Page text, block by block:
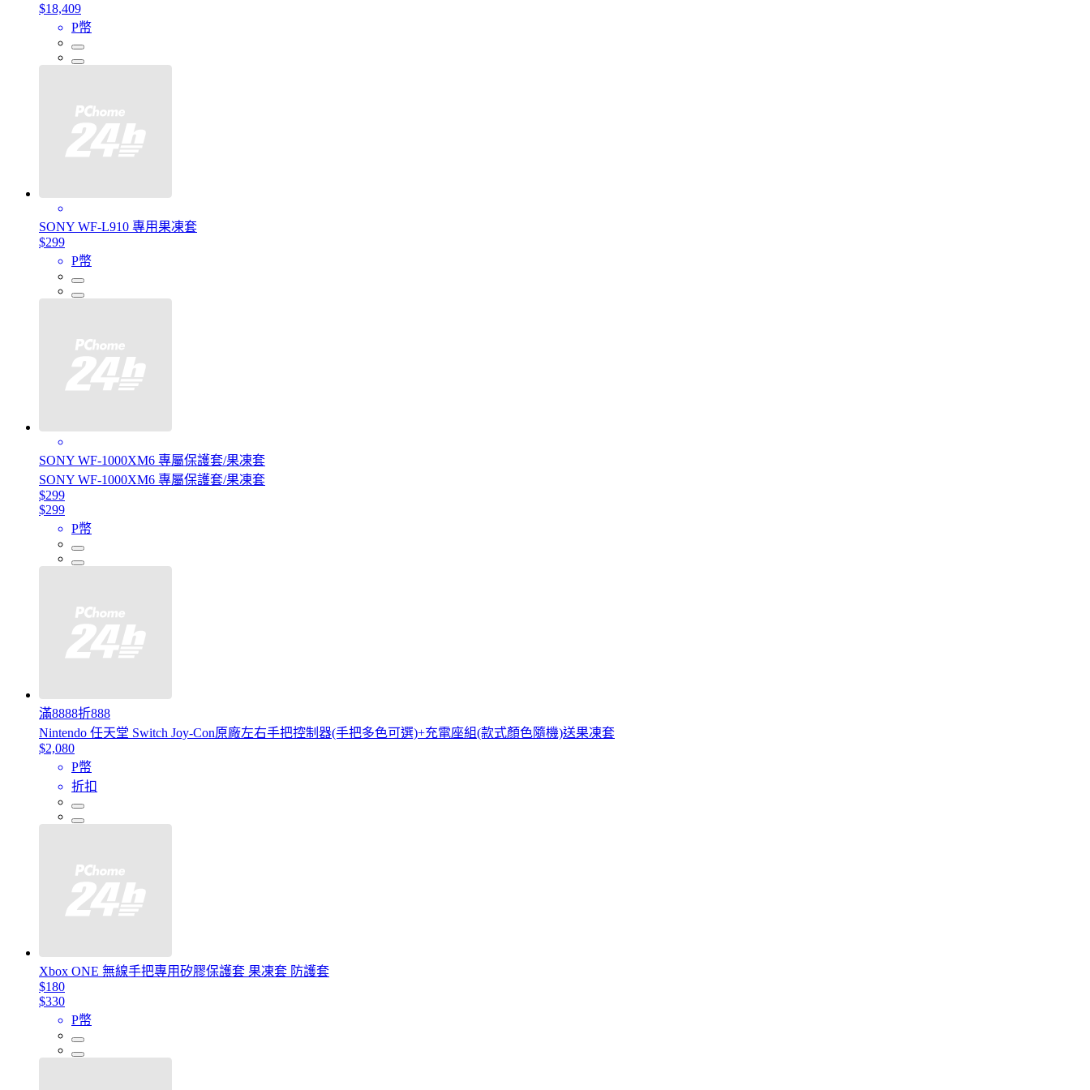
$18,409
P幣
SONY WF-L910 專用果凍套
$299
P幣
SONY WF-1000XM6 專屬保護套/果凍套
SONY WF-1000XM6 專屬保護套/果凍套
$299
$299
P幣
滿8888折888
Nintendo 任天堂 Switch Joy-Con原廠左右手把控制器(手把多色可選)+充電座組(款式顏色隨機)送果凍套
$2,080
P幣
折扣
Xbox ONE 無線手把專用矽膠保護套 果凍套 防護套
$180
$330
P幣